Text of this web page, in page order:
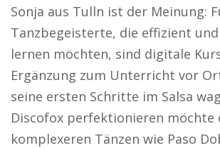
Sonja aus Tulln ist der Meinung:
Tanzbegeisterte, die effizient
lernen möchten, sind digitale
Ergänzung zum Unterricht vor
seine ersten Schritte im Salsa
Discofox perfektionieren möchte
komplexeren Tänzen wie Paso